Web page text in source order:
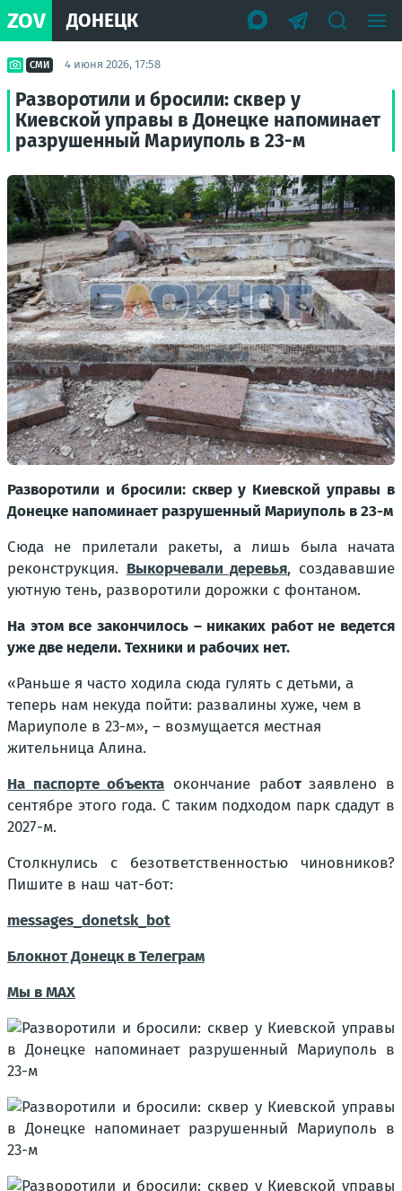
ZOV ДОНЕЦК
СМИ 4 июня 2026, 17:58
Разворотили и бросили: сквер у
Киевской управы в Донецке напоминает
разрушенный Мариуполь в 23-м
Разворотили и бросили: сквер у Киевской управы в
Донецке напоминает разрушенный Мариуполь в 23-м
Сюда не прилетали ракеты, а лишь была начата
реконструкция. Выкорчевали деревья, создававшие
уютную тень, разворотили дорожки с фонтаном.
На этом все закончилось – никаких работ не ведется
уже две недели. Техники и рабочих нет.
«Раньше я часто ходила сюда гулять с детьми, а
теперь нам некуда пойти: развалины хуже, чем в
Мариуполе в 23-м», – возмущается местная
жительница Алина.
На паспорте объекта окончание работзаявлено в
сентябре этого года. С таким подходом парк сдадут в
2027-м.
Столкнулись с безответственностью чиновников?
Пишите в наш чат-бот:
messages_donetsk_bot
Блокнот Донецк в Телеграм
Мы в МАХ